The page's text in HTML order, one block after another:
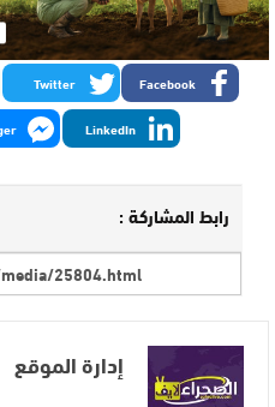
Facebook
Twitter
LinkedIn
رابط المشاركة :
إدارة الموقع